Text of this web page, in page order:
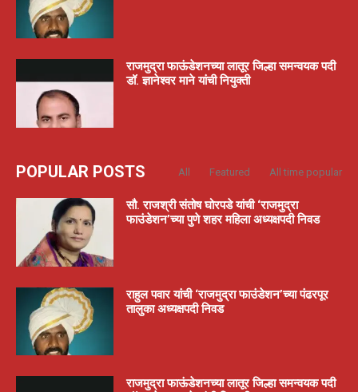
राजमुद्रा फाऊंडेशनच्या लातूर जिल्हा समन्वयक पदी
डॉ. ज्ञानेश्वर माने यांची नियुक्ती
POPULAR POSTS All Featured All time popular
सौ. राजश्री संतोष घोरपडे यांची ‘राजमुद्रा
फाउंडेशन’च्या पुणे शहर महिला अध्यक्षपदी निवड
राहुल पवार यांची ‘राजमुद्रा फाउंडेशन’च्या पंढरपूर
तालुका अध्यक्षपदी निवड
राजमुद्रा फाऊंडेशनच्या लातूर जिल्हा समन्वयक पदी